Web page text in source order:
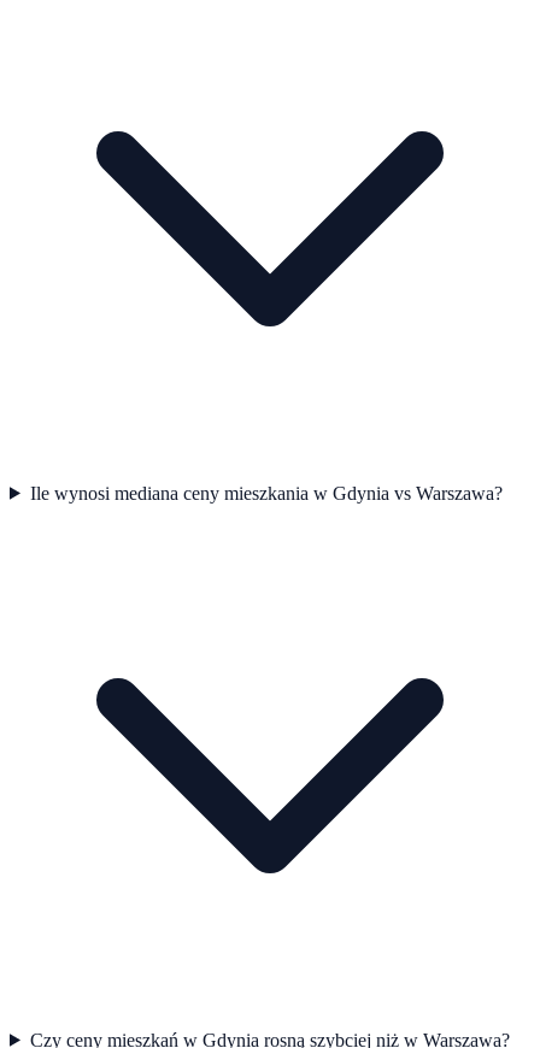
Ile wynosi mediana ceny mieszkania w Gdynia vs Warszawa?
Czy ceny mieszkań w Gdynia rosną szybciej niż w Warszawa?